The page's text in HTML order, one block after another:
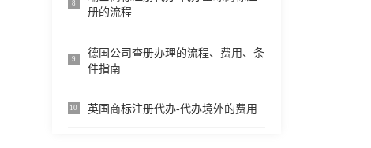
8
册的流程
9
德国公司查册办理的流程、费用、条
件指南
10 英国商标注册代办-代办境外的费用